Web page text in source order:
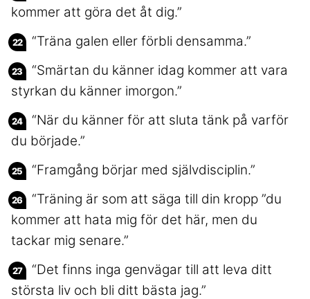
kommer att göra det åt dig.”
“Träna galen eller förbli densamma.”
“Smärtan du känner idag kommer att vara
styrkan du känner imorgon.”
“När du känner för att sluta tänk på varför
du började.”
“Framgång börjar med självdisciplin.”
“Träning är som att säga till din kropp ”du
kommer att hata mig för det här, men du
tackar mig senare.”
“Det finns inga genvägar till att leva ditt
största liv och bli ditt bästa jag.”